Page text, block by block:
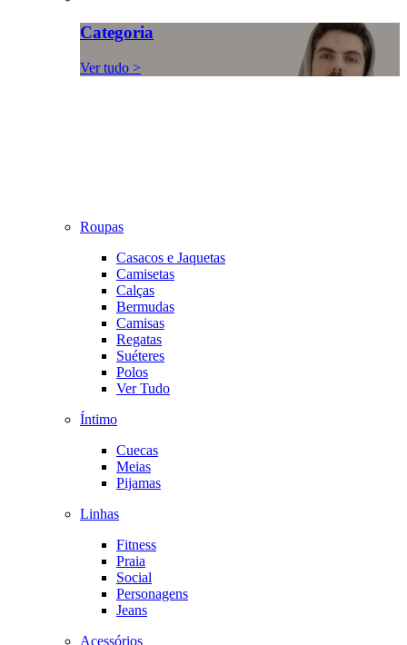
Categoria
Ver tudo >
Roupas
Casacos e Jaquetas
Camisetas
Calças
Bermudas
Camisas
Regatas
Suéteres
Polos
Ver Tudo
Íntimo
Cuecas
Meias
Pijamas
Linhas
Fitness
Praia
Social
Personagens
Jeans
Acessórios